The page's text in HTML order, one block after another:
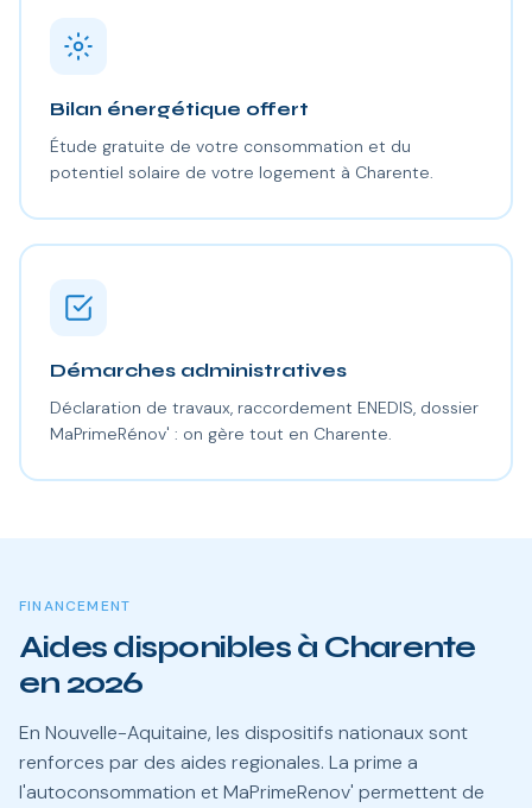
Bilan énergétique offert
Étude gratuite de votre consommation et du
potentiel solaire de votre logement à Charente.
Démarches administratives
Déclaration de travaux, raccordement ENEDIS, dossier
MaPrimeRénov' : on gère tout en Charente.
FINANCEMENT
Aides disponibles à Charente
en 2026
En Nouvelle-Aquitaine, les dispositifs nationaux sont
renforces par des aides regionales. La prime a
l'autoconsommation et MaPrimeRenov' permettent de